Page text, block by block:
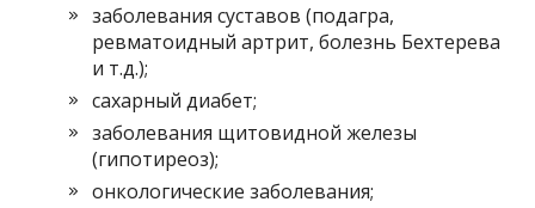
заболевания суставов (подагра,
ревматоидный артрит, болезнь Бехтерева
и т.д.);
сахарный диабет;
заболевания щитовидной железы
(гипотиреоз);
онкологические заболевания;